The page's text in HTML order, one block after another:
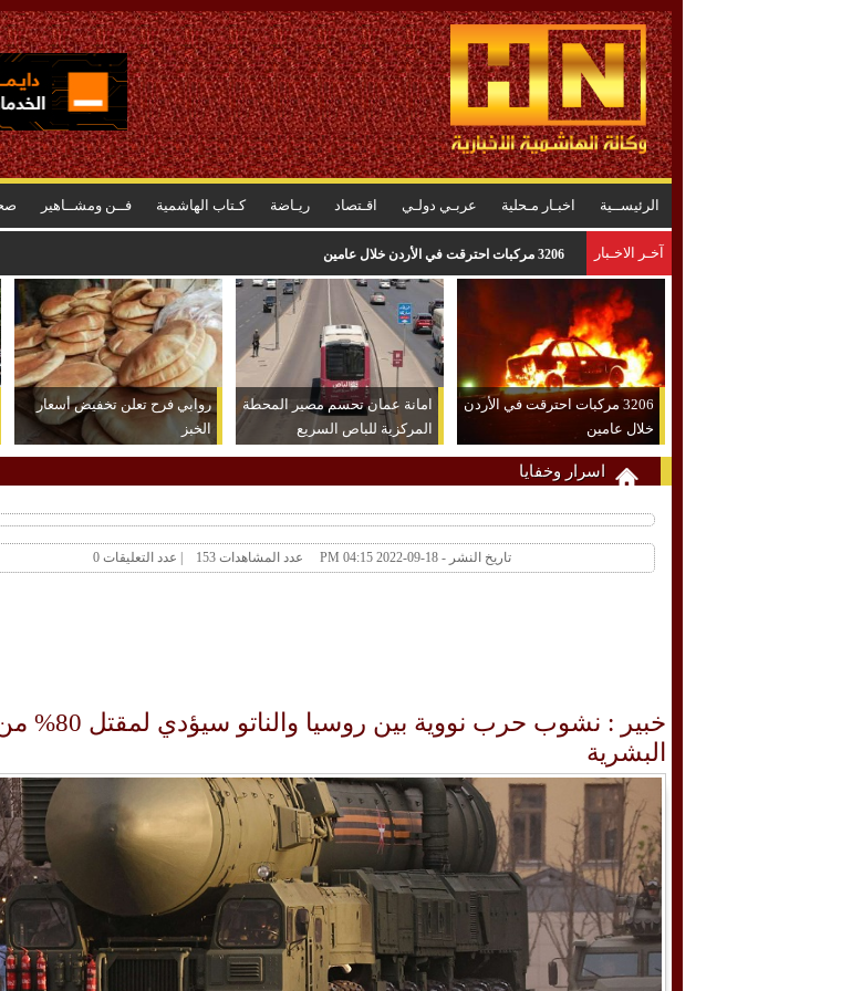
الرئيســية اخبـار مـحلية عربـي دولـي اقـتصاد ريـاضة كـتاب الهاشمية فــن ومشــاهير
آخـر الاخـبار الأميرة آية بنت فيصل نائباً لرئيس اتحاد غرب آسيا للكرة الطائرة
3206 مركبات احترقت في الأردن
خلال عامين
امانة عمان تحسم مصير المحطة
المركزية للباص السريع
روابي فرح تعلن تخفيض أسعار
الخبز
اسرار وخفايا
تاريخ النشر - 18-09-2022 04:15 PM عدد المشاهدات 153 | عدد التعليقات 0
خبير : نشوب حرب نووية بين روسيا والناتو سيؤدي
البشرية